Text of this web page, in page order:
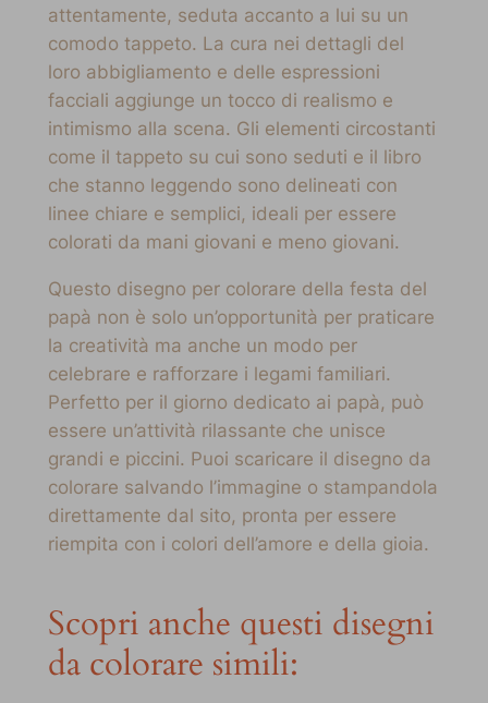
attentamente, seduta accanto a lui su un
comodo tappeto. La cura nei dettagli del
loro abbigliamento e delle espressioni
facciali aggiunge un tocco di realismo e
intimismo alla scena. Gli elementi circostanti
come il tappeto su cui sono seduti e il libro
che stanno leggendo sono delineati con
linee chiare e semplici, ideali per essere
colorati da mani giovani e meno giovani.
Questo disegno per colorare della festa del
papà non è solo un’opportunità per praticare
la creatività ma anche un modo per
celebrare e rafforzare i legami familiari.
Perfetto per il giorno dedicato ai papà, può
essere un’attività rilassante che unisce
grandi e piccini. Puoi scaricare il disegno da
colorare salvando l’immagine o stampandola
direttamente dal sito, pronta per essere
riempita con i colori dell’amore e della gioia.
Scopri anche questi disegni
da colorare simili: